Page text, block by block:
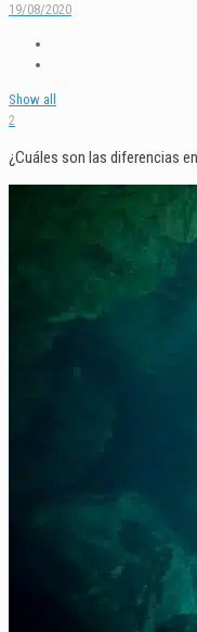
19/08/2020
Show all
2
¿Cuáles son las diferencias